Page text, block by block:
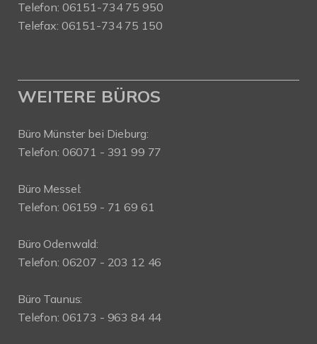
Telefon: 06151-734 75 950
Telefax: 06151-734 75 150
WEITERE BÜROS
Büro Münster bei Dieburg:
Telefon: 06071 - 391 99 77
Büro Messel:
Telefon: 06159 - 71 69 61
Büro Odenwald:
Telefon: 06207 - 203 12 46
Büro Taunus:
Telefon: 06173 - 963 84 44